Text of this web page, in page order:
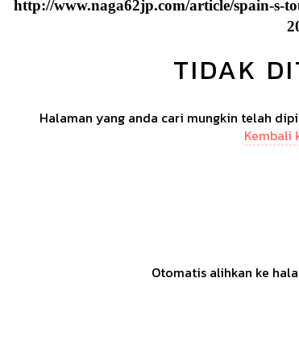
http://www.naga62jp.com/article/spain-s-
TIDAK
Halaman yang anda cari mungkin telah
Kembali
Otomatis alihkan ke